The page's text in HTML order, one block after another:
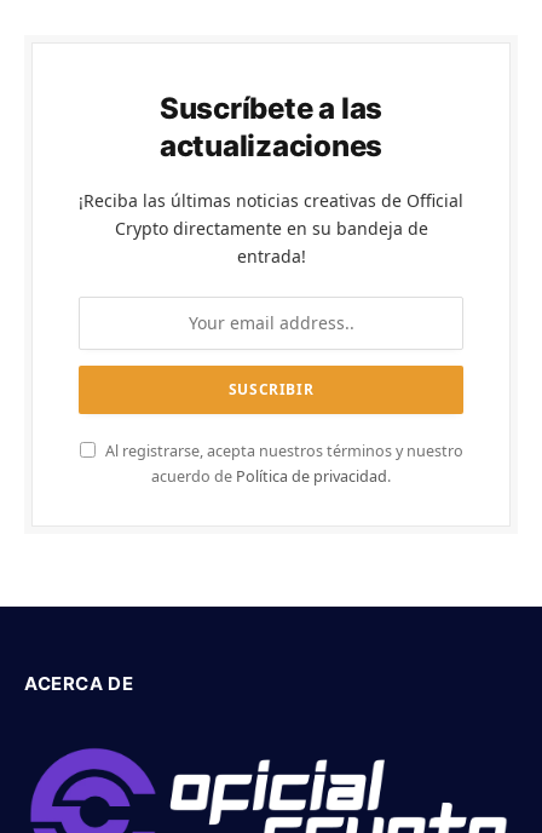
Suscríbete a las
actualizaciones
¡Reciba las últimas noticias creativas de Official
Crypto directamente en su bandeja de
entrada!
Al registrarse, acepta nuestros términos y nuestro
acuerdo de Política de privacidad.
ACERCA DE